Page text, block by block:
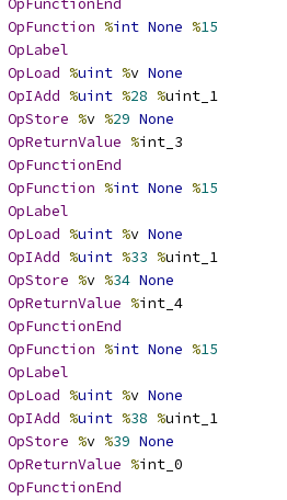
OpFunctionEnd
OpFunction %int None %15
OpLabel
OpLoad %uint %v None
OpIAdd %uint %28 %uint_1
OpStore %v %29 None
OpReturnValue %int_3
OpFunctionEnd
OpFunction %int None %15
OpLabel
OpLoad %uint %v None
OpIAdd %uint %33 %uint_1
OpStore %v %34 None
OpReturnValue %int_4
OpFunctionEnd
OpFunction %int None %15
OpLabel
OpLoad %uint %v None
OpIAdd %uint %38 %uint_1
OpStore %v %39 None
OpReturnValue %int_0
OpFunctionEnd